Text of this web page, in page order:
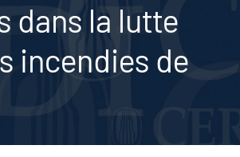
dans la lutte
incendies de